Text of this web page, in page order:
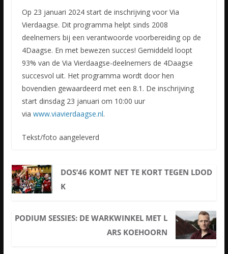
Op 23 januari 2024 start de inschrijving voor Via
Vierdaagse. Dit programma helpt sinds 2008
deelnemers bij een verantwoorde voorbereiding op de
4Daagse. En met bewezen succes! Gemiddeld loopt
93% van de Via Vierdaagse-deelnemers de 4Daagse
succesvol uit. Het programma wordt door hen
bovendien gewaardeerd met een 8.1. De inschrijving
start dinsdag 23 januari om 10:00 uur
via www.viavierdaagse.nl.
Tekst/foto aangeleverd
DOS’46 KOMT NET TE KORT TEGEN LDOD
K
PODIUM SESSIES: DE WARKWINKEL MET L
ARS KOEHOORN